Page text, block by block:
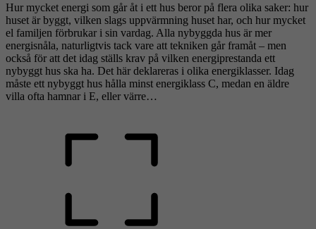
Hur mycket energi som går åt i ett hus beror på flera olika saker: hur
huset är byggt, vilken slags uppvärmning huset har, och hur mycket
el familjen förbrukar i sin vardag. Alla nybyggda hus är mer
energisnåla, naturligtvis tack vare att tekniken går framåt – men
också för att det idag ställs krav på vilken energiprestanda ett
nybyggt hus ska ha. Det här deklareras i olika energiklasser. Idag
måste ett nybyggt hus hålla minst energiklass C, medan en äldre
villa ofta hamnar i E, eller värre…